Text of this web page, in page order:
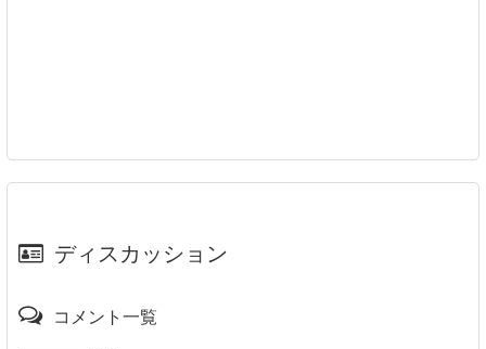
ディスカッション
コメント一覧